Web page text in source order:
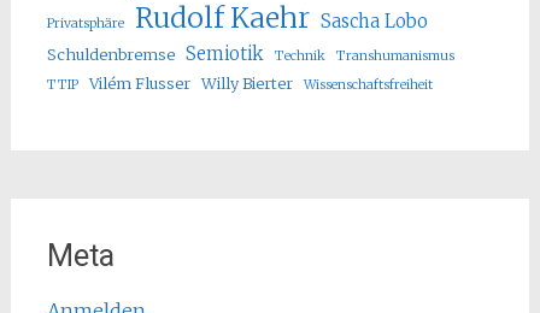
Privatsphäre Rudolf Kaehr Sascha Lobo
Schuldenbremse Semiotik Technik
Transhumanismus
TTIP
Vilém Flusser Willy Bierter Wissenschaftsfreiheit
Meta